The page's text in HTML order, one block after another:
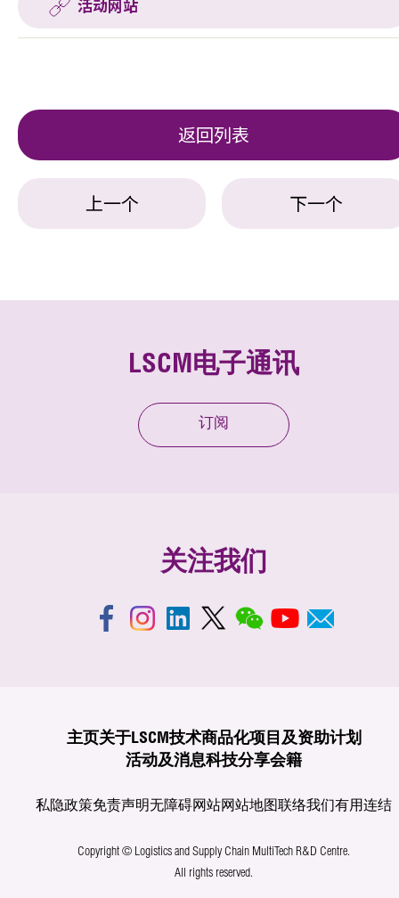
活动网站
返回列表
上一个 下一个
LSCM电子通讯
订阅
关注我们
主页关于LSCM技术商品化项目及资助计划
活动及消息科技分享会籍
私隐政策免责声明无障碍网站网站地图联络我们有用连结
Copyright © Logistics and Supply Chain MultiTech R&D Centre.
All rights reserved.